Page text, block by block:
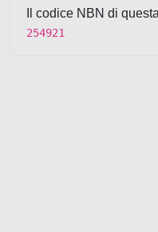
Il codice NBN di
254921